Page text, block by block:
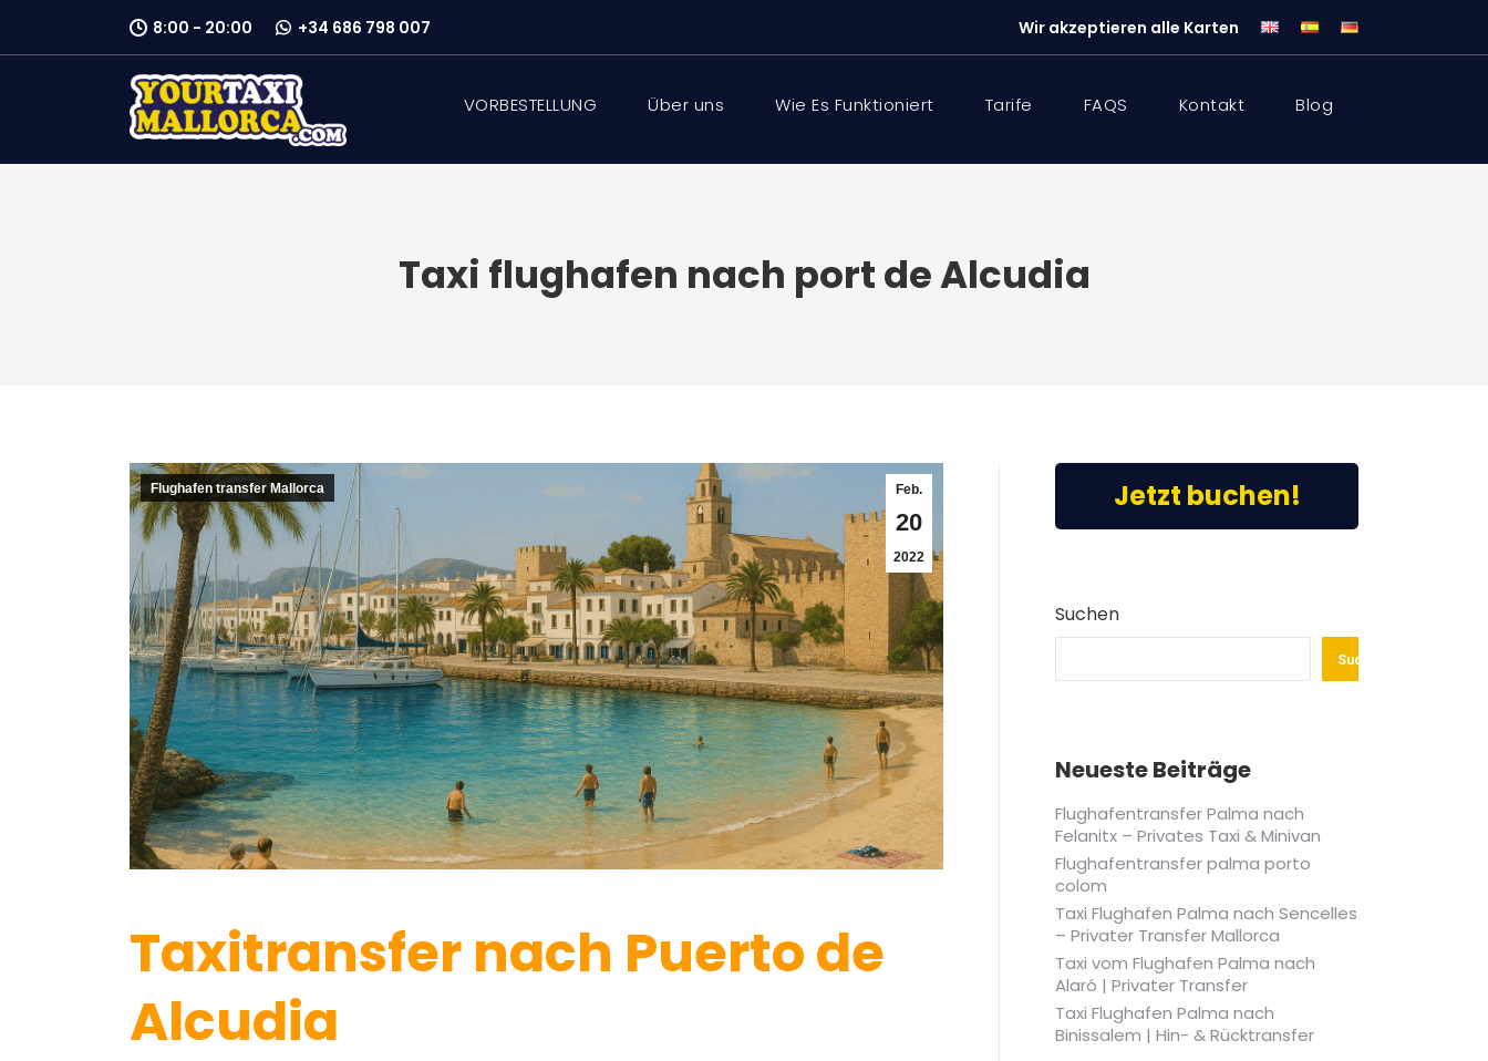
8:00 - 20:00 +34 686 798 007 Wir akzeptieren alle Karten
VORBESTELLUNG Über uns Wie Es Funktioniert Tarife FAQS Kontakt Blog
Taxi flughafen nach port de Alcudia
Feb.
20
2022
Flughafen transfer Mallorca
Taxitransfer nach Puerto de
Alcudia
Jetzt buchen!
Suchen
Suchen
Neueste Beiträge
Flughafentransfer Palma nach
Felanitx – Privates Taxi & Minivan
Flughafentransfer palma porto
colom
Taxi Flughafen Palma nach Sencelles
– Privater Transfer Mallorca
Taxi vom Flughafen Palma nach
Alaró | Privater Transfer
Taxi Flughafen Palma nach
Binissalem | Hin- & Rücktransfer